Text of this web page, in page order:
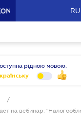
RU
рідною мовою.
/